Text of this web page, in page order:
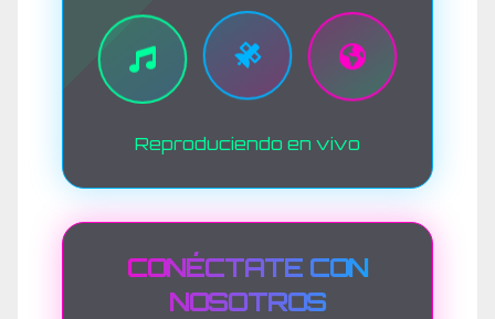
Reproduciendo en vivo
CONÉCTATE CON
NOSOTROS